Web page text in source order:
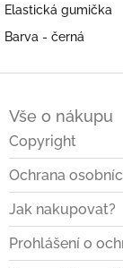
Elastická gumička
Barva - černá
Vše o nákupu
Copyright
Ochrana
Jak nakupovat?
Prohlášení o